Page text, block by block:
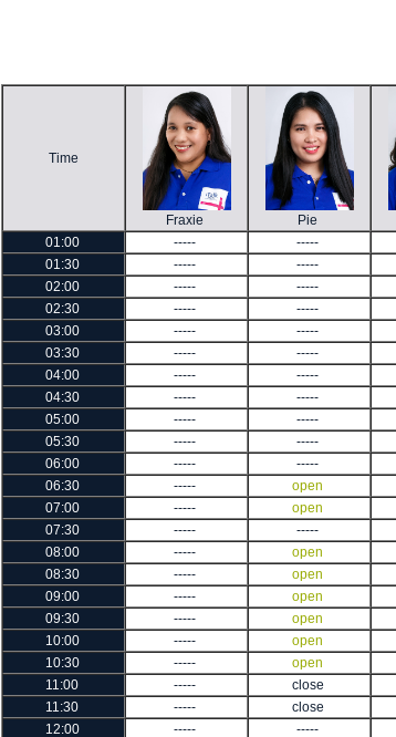
Time
Fraxie Pie
01:00
----- -----
01:30
----- -----
02:00
----- -----
02:30
----- -----
03:00
----- -----
03:30
----- -----
04:00
----- -----
04:30
----- -----
05:00
----- -----
05:30
----- -----
06:00
----- -----
06:30
----- open
07:00
----- open
07:30
----- -----
08:00
----- open
08:30
----- open
09:00
----- open
09:30
----- open
10:00
----- open
10:30
----- open
11:00
----- close
11:30
----- close
12:00
----- -----